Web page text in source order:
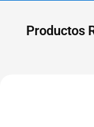
Productos